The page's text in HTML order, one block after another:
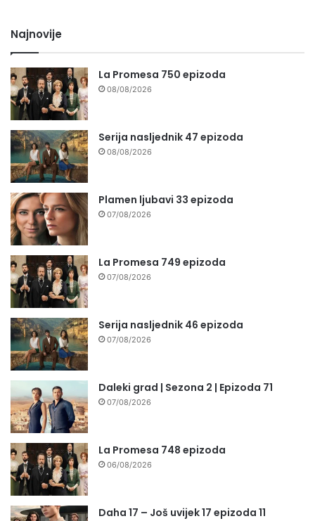
Najnovije
La Promesa 750 epizoda
08/08/2026
Serija nasljednik 47 epizoda
08/08/2026
Plamen ljubavi 33 epizoda
07/08/2026
La Promesa 749 epizoda
07/08/2026
Serija nasljednik 46 epizoda
07/08/2026
Daleki grad | Sezona 2 | Epizoda 71
07/08/2026
La Promesa 748 epizoda
06/08/2026
Daha 17 – Još uvijek 17 epizoda 11